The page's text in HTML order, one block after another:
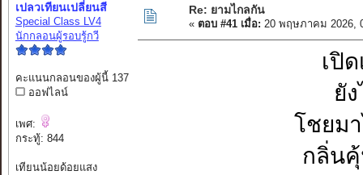
เปลวเทียนเปลี่ยนสี
Special Class LV4
นักกลอนผู้รอบรู้กวี
คะแนนกลอนของผู้นี้ 137
ออฟไลน์
เพศ:
กระทู้: 844
เทียนน้อยด้อยแสง
Re: ยามไกลกัน
« ตอบ #41 เมื่อ: 20 พฤษภาคม 2026,
เปิ
ยั
โชยม
กลิ่นคุ้